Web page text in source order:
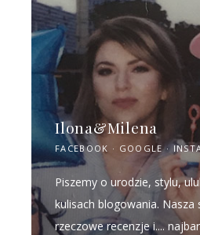
Ilona&Milena
FACEBOOK GOOGLE
Piszemy o urodzie, stylu,
kulisach blogowania. Nasza
rzeczowe recenzje i....